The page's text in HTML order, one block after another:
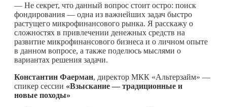
— Не секрет, что данный вопрос стоит остро: поиск
фондирования — одна из важнейших задач быстро
растущего микрофинансового рынка. Я расскажу о
сложностях в привлечении денежных средств на
развитие микрофинансового бизнеса и о личном опыте
в данном вопросе, а также поделюсь мыслями о
вариантах решения задачи.
Константин Фаерман, директор МКК «Альтерзайм» —
спикер сессии «Взыскание — традиционные и
новые походы»